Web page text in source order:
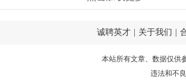
诚聘英才 关于我们
本站所有文章、数据仅供
违法和不